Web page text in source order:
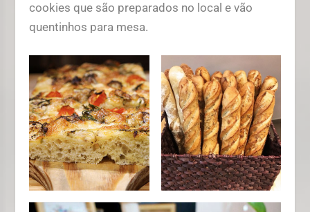
cookies que são preparados no local e vão
quentinhos para mesa.